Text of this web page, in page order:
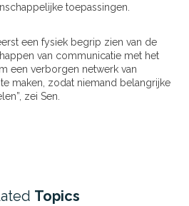
toepassingen.
een fysiek begrip zien van de
van communicatie met het
een ​​verborgen netwerk van
maken, zodat niemand belangrijke
zei Sen.
Topics